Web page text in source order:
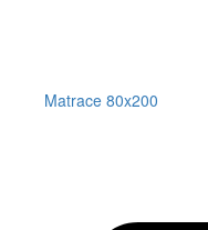
Matrace 80x200